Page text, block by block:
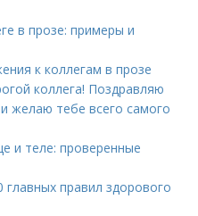
в прозе: примеры и
к коллегам в прозе
коллега! Поздравляю
желаю тебе всего самого
и теле: проверенные
правил здорового